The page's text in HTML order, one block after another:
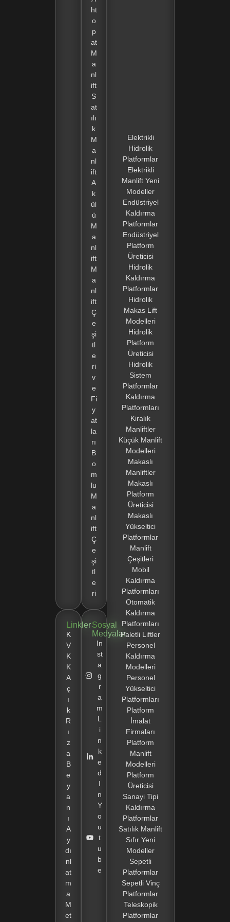
ht
o
p
at
M
a
nl
ift
S
at
ılı
k
M
a
nl
ift
A
k
ül
ü
M
a
nl
ift
M
a
nl
ift
Ç
e
şi
tl
e
ri
v
e
Fi
y
at
la
rı
B
o
m
lu
M
a
nl
ift
Ç
e
şi
tl
e
ri
Linkler
K
V
K
K
A
ç
ı
k
R
ı
z
a
B
e
y
a
n
ı
A
y
dı
nl
at
m
a
M
et
Sosyal
Medyalar
In
st
a
g
r
a
m
L
i
n
k
e
d
I
n
Y
o
u
t
u
b
e
Elektrikli
Hidrolik
Platformlar
Elektrikli
Manlift Yeni
Modeller
Endüstriyel
Kaldırma
Platformlar
Endüstriyel
Platform
Üreticisi
Hidrolik
Kaldırma
Platformlar
Hidrolik
Makas Lift
Modelleri
Hidrolik
Platform
Üreticisi
Hidrolik
Sistem
Platformlar
Kaldırma
Platformları
Kiralık
Manliftler
Küçük Manlift
Modelleri
Makaslı
Manliftler
Makaslı
Platform
Üreticisi
Makaslı
Yükseltici
Platformlar
Manlift
Çeşitleri
Mobil
Kaldırma
Platformları
Otomatik
Kaldırma
Platformları
Paletli Liftler
Personel
Kaldırma
Modelleri
Personel
Yükseltici
Platformları
Platform
İmalat
Firmaları
Platform
Manlift
Modelleri
Platform
Üreticisi
Sanayi Tipi
Kaldırma
Platformlar
Satılık Manlift
Sıfır Yeni
Modeller
Sepetli
Platformlar
Sepetli Vinç
Platformlar
Teleskopik
Platformlar